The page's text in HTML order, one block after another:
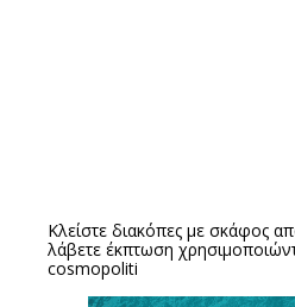
Κλείστε διακόπες με σκάφος
λάβετε έκπτωση
cosmopoliti